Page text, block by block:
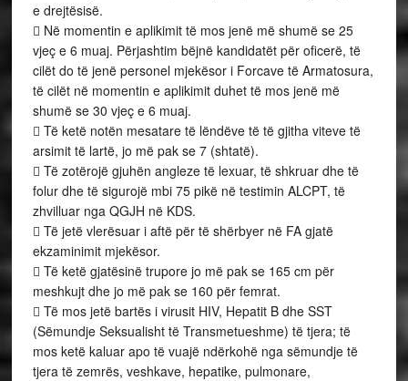
e drejtësisë.
 Në momentin e aplikimit të mos jenë më shumë se 25
vjeç e 6 muaj. Përjashtim bëjnë kandidatët për oficerë, të
cilët do të jenë personel mjekësor i Forcave të Armatosura,
të cilët në momentin e aplikimit duhet të mos jenë më
shumë se 30 vjeç e 6 muaj.
 Të ketë notën mesatare të lëndëve të të gjitha viteve të
arsimit të lartë, jo më pak se 7 (shtatë).
 Të zotërojë gjuhën angleze të lexuar, të shkruar dhe të
folur dhe të sigurojë mbi 75 pikë në testimin ALCPT, të
zhvilluar nga QGJH në KDS.
 Të jetë vlerësuar i aftë për të shërbyer në FA gjatë
ekzaminimit mjekësor.
 Të ketë gjatësinë trupore jo më pak se 165 cm për
meshkujt dhe jo më pak se 160 për femrat.
 Të mos jetë bartës i virusit HIV, Hepatit B dhe SST
(Sëmundje Seksualisht të Transmetueshme) të tjera; të
mos ketë kaluar apo të vuajë ndërkohë nga sëmundje të
tjera të zemrës, veshkave, hepatike, pulmonare,